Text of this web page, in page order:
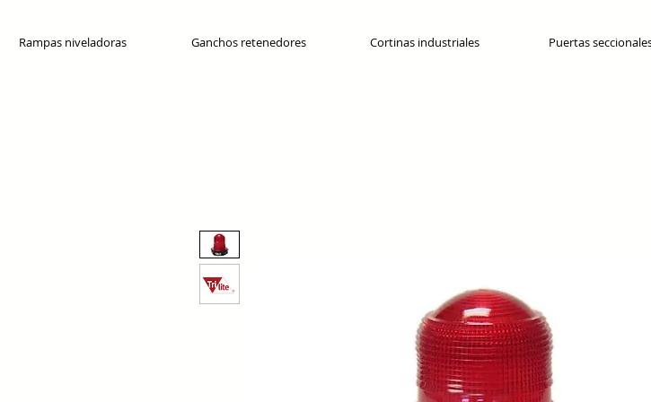
Rampas niveladoras Ganchos retenedores Cortinas industriales Puertas